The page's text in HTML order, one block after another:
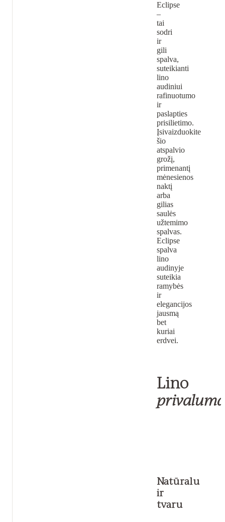
Eclipse
–
tai
sodri
ir
gili
spalva,
suteikianti
lino
audiniui
rafinuotumo
ir
paslapties
prisilietimo.
Įsivaizduokite
šio
atspalvio
grožį,
primenantį
mėnesienos
naktį
arba
gilias
saulės
užtemimo
spalvas.
Eclipse
spalva
lino
audinyje
suteikia
ramybės
ir
elegancijos
jausmą
bet
kuriai
erdvei.
Lino
Natūralu
ir
tvaru